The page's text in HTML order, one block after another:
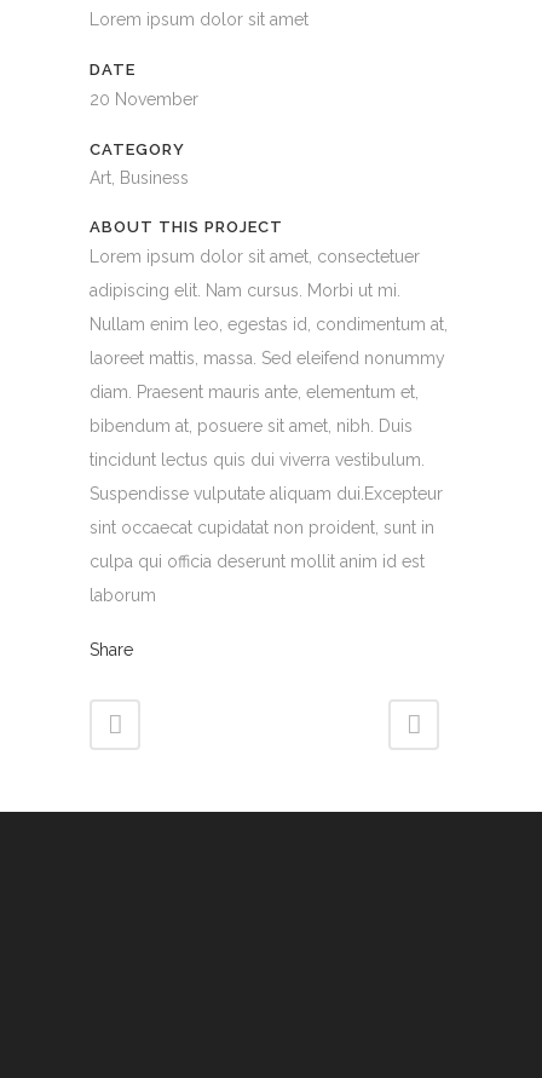
Lorem ipsum dolor sit amet
DATE
20 November
CATEGORY
Art, Business
ABOUT THIS PROJECT
Lorem ipsum dolor sit amet, consectetuer
adipiscing elit. Nam cursus. Morbi ut mi.
Nullam enim leo, egestas id, condimentum at,
laoreet mattis, massa. Sed eleifend nonummy
diam. Praesent mauris ante, elementum et,
bibendum at, posuere sit amet, nibh. Duis
tincidunt lectus quis dui viverra vestibulum.
Suspendisse vulputate aliquam dui.Excepteur
sint occaecat cupidatat non proident, sunt in
culpa qui officia deserunt mollit anim id est
laborum
Share